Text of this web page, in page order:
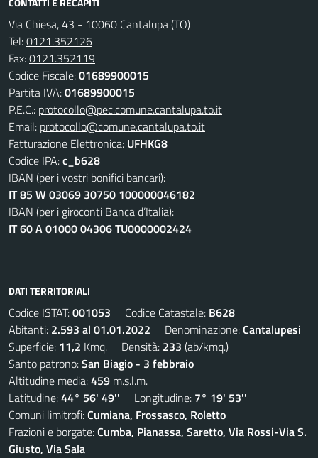
Via Chiesa, 43 - 10060 Cantalupa (TO)
Tel:0121.352126
Fax:0121.352119
Codice Fiscale:01689900015
Partita IVA:01689900015
P.E.C.: protocollo@pec.comune.cantalupa.to.it
Email: protocollo@comune.cantalupa.to.it
Fatturazione Elettronica: UFHKG8
Codice IPA:c_b628
IBAN (per i vostri bonifici bancari):
IT 85 W 03069 30750 100000046182
IBAN (per i giroconti Banca d’Italia):
IT 60 A 01000 04306 TU0000002424
DATI TERRITORIALI
Codice ISTAT:001053 Codice Catastale: B628
Abitanti: 2.593 al 01.01.2022 Denominazione:Cantalupesi
Superficie: 11,2 Kmq. Densità: 233 (ab/kmq.)
Santo patrono:San Biagio - 3 febbraio
Altitudine media:459 m.s.l.m.
Latitudine:44° 56' 49'' Longitudine: 7° 19' 53''
Comuni limitrofi:Cumiana, Frossasco, Roletto
Frazioni e borgate:Cumba, Pianassa, Saretto, Via Rossi-Via S.
Giusto, Via Sala